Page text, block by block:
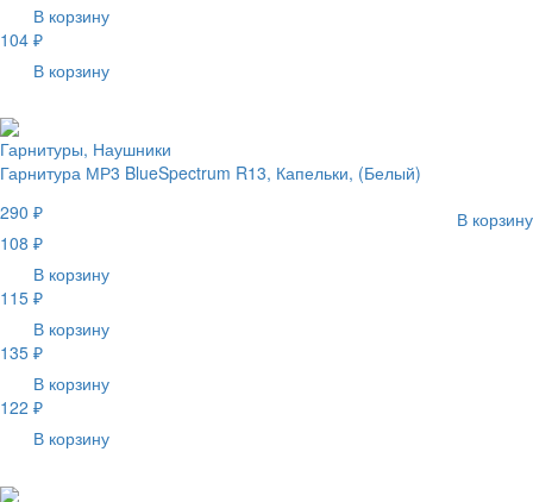
В корзину
104 ₽
В корзину
Гарнитуры, Наушники
Гарнитура МР3 BlueSpectrum R13, Капельки, (Белый)
290 ₽
В корзину
108 ₽
В корзину
115 ₽
В корзину
135 ₽
В корзину
122 ₽
В корзину